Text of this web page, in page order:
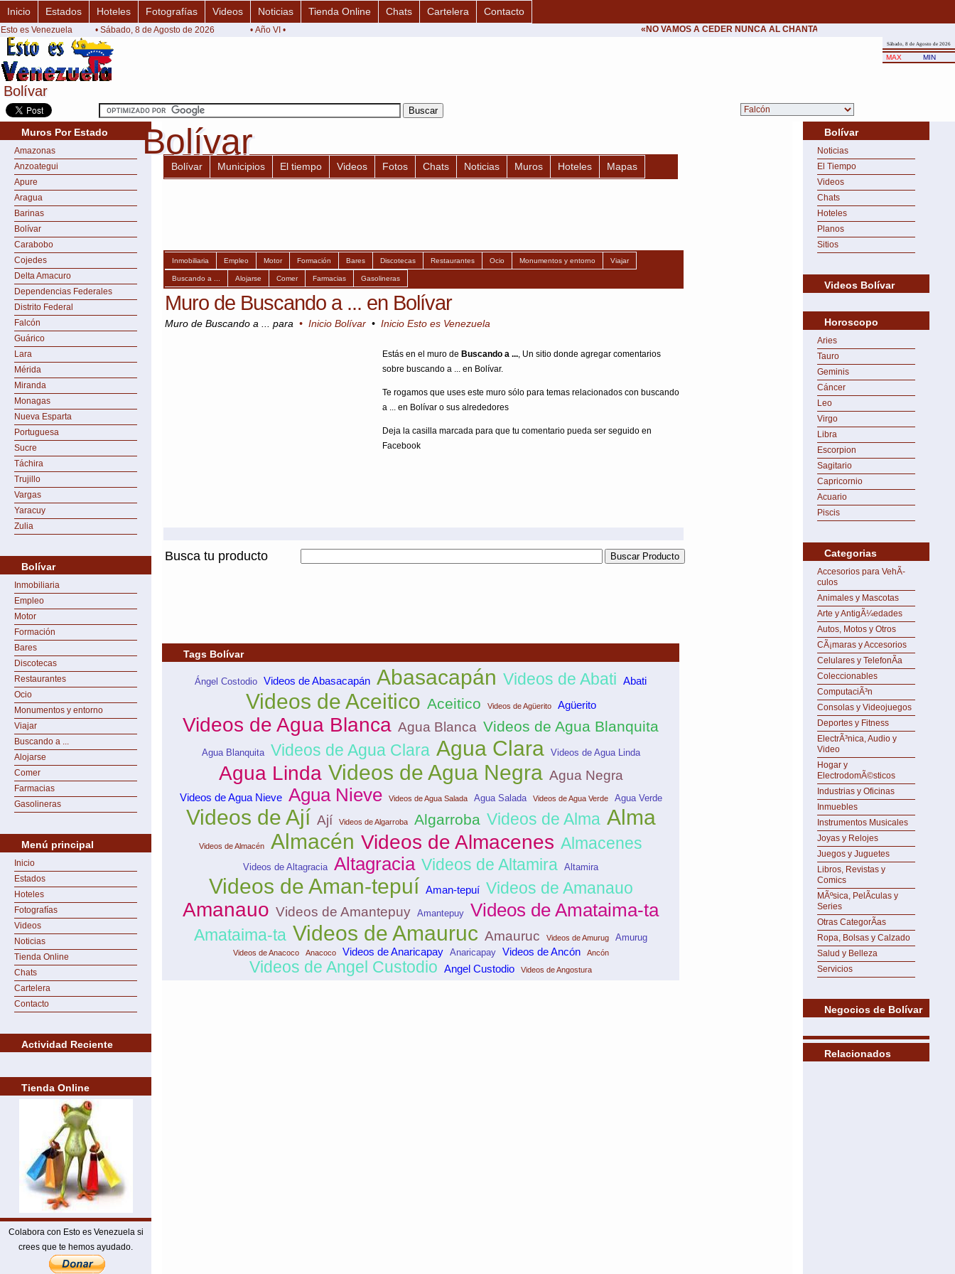
Bolívar
Bolívar
Inicio Estados Hoteles Fotografías Videos Noticias Tienda Online Chats Cartelera Contacto
Esto es Venezuela • Sábado, 8 de Agosto de 2026 • Año VI • «NO VAMOS A CEDER NUNCA AL CHANTAJE DEL TERROR.»
Sábado, 8 de Agosto de 2026
MAX MIN
Muros Por Estado
Amazonas
Anzoategui
Apure
Aragua
Barinas
Bolívar
Carabobo
Cojedes
Delta Amacuro
Dependencias Federales
Distrito Federal
Falcón
Guárico
Lara
Mérida
Miranda
Monagas
Nueva Esparta
Portuguesa
Sucre
Táchira
Trujillo
Vargas
Yaracuy
Zulia
Bolívar
Inmobiliaria
Empleo
Motor
Formación
Bares
Discotecas
Restaurantes
Ocio
Monumentos y entorno
Viajar
Buscando a ...
Alojarse
Comer
Farmacias
Gasolineras
Menú principal
Inicio
Estados
Hoteles
Fotografías
Videos
Noticias
Tienda Online
Chats
Cartelera
Contacto
Actividad Reciente
Tienda Online
Colabora con Esto es Venezuela si
crees que te hemos ayudado.
Bolívar
Bolívar
Bolívar Municipios El tiempo Videos Fotos Chats Noticias Muros Hoteles Mapas
Inmobiliaria Empleo Motor Formación Bares Discotecas Restaurantes Ocio Monumentos y entorno Viajar
Buscando a ... Alojarse Comer Farmacias Gasolineras
Muro de Buscando a ... en Bolívar
Muro de Buscando a ... para • Inicio Bolívar • Inicio Esto es Venezuela
Estás en el muro de Buscando a ..., Un sitio donde agregar comentarios
sobre buscando a ... en Bolívar.
Te rogamos que uses este muro sólo para temas relacionados con buscando
a ... en Bolívar o sus alrededores
Deja la casilla marcada para que tu comentario pueda ser seguido en
Facebook
Busca tu producto
Tags Bolívar
Ángel Costodio Videos de Abasacapán Abasacapán Videos de Abati Abati
Videos de Aceitico Aceitico Videos de Agüerito Agüerito
Videos de Agua Blanca Agua Blanca Videos de Agua Blanquita
Agua Blanquita Videos de Agua Clara Agua Clara Videos de Agua Linda
Agua Linda Videos de Agua Negra Agua Negra
Videos de Agua Nieve Agua Nieve Videos de Agua Salada Agua Salada Videos de Agua Verde Agua Verde
Videos de Ají Ají Videos de Algarroba Algarroba Videos de Alma Alma
Videos de Almacén Almacén Videos de Almacenes Almacenes
Videos de Altagracia Altagracia Videos de Altamira Altamira
Videos de Aman-tepuí Aman-tepuí Videos de Amanauo
Amanauo Videos de Amantepuy Amantepuy Videos de Amataima-ta
Amataima-ta Videos de Amauruc Amauruc Videos de Amurug Amurug
Videos de Anacoco Anacoco Videos de Anaricapay Anaricapay Videos de Ancón Ancón
Videos de Angel Custodio Angel Custodio Videos de Angostura
Bolívar
Noticias
El Tiempo
Videos
Chats
Hoteles
Planos
Sitios
Videos Bolívar
Horoscopo
Aries
Tauro
Geminis
Cáncer
Leo
Virgo
Libra
Escorpion
Sagitario
Capricornio
Acuario
Piscis
Categorias
Accesorios para VehÃ­
culos
Animales y Mascotas
Arte y AntigÃ¼edades
Autos, Motos y Otros
CÃ¡maras y Accesorios
Celulares y TelefonÃ­a
Coleccionables
ComputaciÃ³n
Consolas y Videojuegos
Deportes y Fitness
ElectrÃ³nica, Audio y
Video
Hogar y
ElectrodomÃ©sticos
Industrias y Oficinas
Inmuebles
Instrumentos Musicales
Joyas y Relojes
Juegos y Juguetes
Libros, Revistas y
Comics
MÃºsica, PelÃ­culas y
Series
Otras CategorÃ­as
Ropa, Bolsas y Calzado
Salud y Belleza
Servicios
Negocios de Bolívar
Relacionados